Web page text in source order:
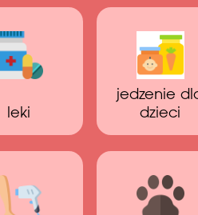
leki
jedzenie
dzieci